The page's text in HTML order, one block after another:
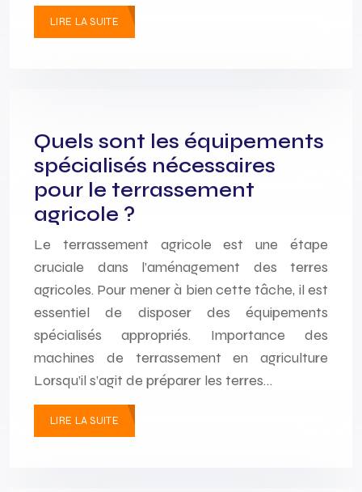
LIRE LA SUITE
Quels sont les équipements
spécialisés nécessaires
pour le terrassement
agricole ?
Le terrassement agricole est une étape
cruciale dans l’aménagement des terres
agricoles. Pour mener à bien cette tâche, il est
essentiel de disposer des équipements
spécialisés appropriés. Importance des
machines de terrassement en agriculture
Lorsqu’il s’agit de préparer les terres…
LIRE LA SUITE